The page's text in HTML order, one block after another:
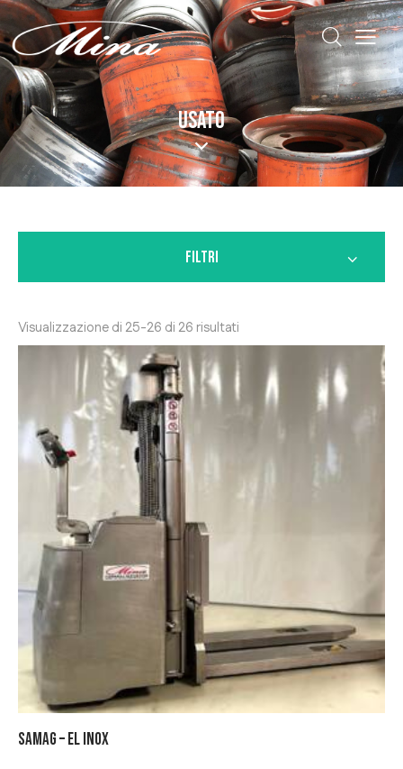
USATO
Visualizzazione di 25-26 di 26 risultati
SAMAG – EL INOX
FILTRI